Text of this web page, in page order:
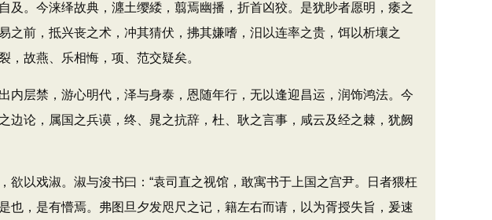
。今涞绎故典，瀍土缨緌，翦焉幽播，折首凶狡。是犹眇者愿明，痿之
前，抵兴丧之术，冲其猜伏，拂其嫌嗜，汨以连率之贵，饵以析壤之
故燕、乐相悔，项、范交疑矣。
层禁，游心明代，泽与身泰，恩随年行，无以逢迎昌运，润饰鸿法。今
论，属国之兵谟，终、晁之抗辞，杜、耿之言事，咸云及经之棘，犹阙
以戏淑。淑与浚书曰：“袁司直之视馆，敢寓书于上国之宫尹。日者猥枉
，是有懵焉。弗图旦夕发咫尺之记，籍左右而请，以为胥授失旨，爰速